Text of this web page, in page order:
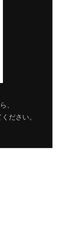
、
ださい。